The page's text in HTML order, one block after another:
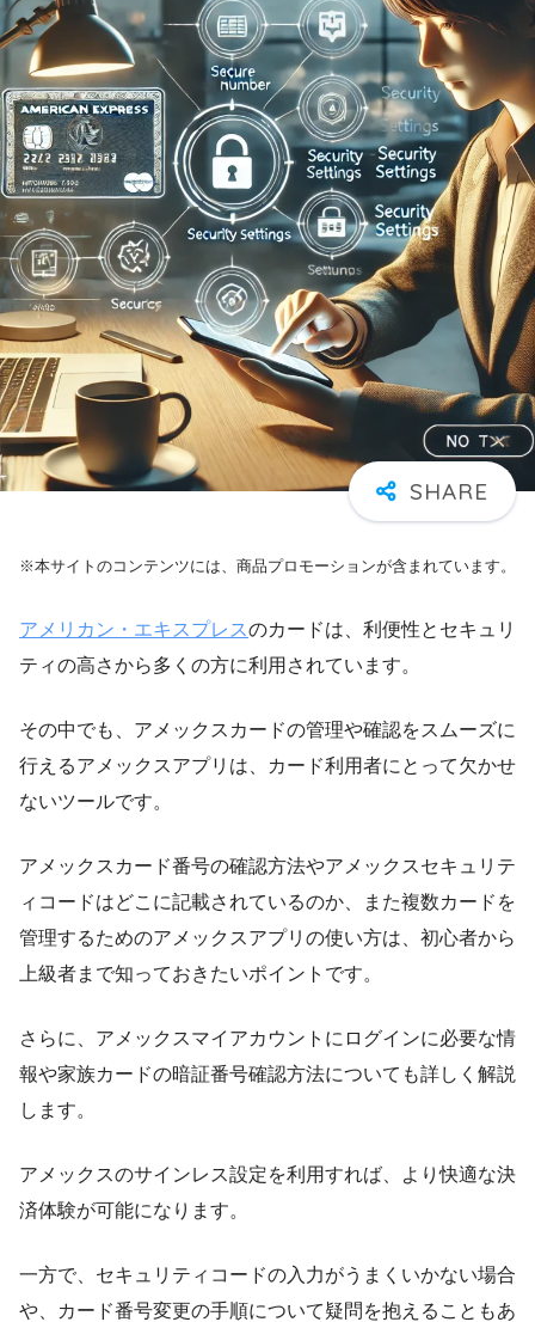
※本サイトのコンテンツには、商品プロモーションが含まれています。
アメリカン・エキスプレスのカードは、利便性とセキュリ
ティの高さから多くの方に利用されています。
その中でも、アメックスカードの管理や確認をスムーズに
行えるアメックスアプリは、カード利用者にとって欠かせ
ないツールです。
アメックスカード番号の確認方法やアメックスセキュリテ
ィコードはどこに記載されているのか、また複数カードを
管理するためのアメックスアプリの使い方は、初心者から
上級者まで知っておきたいポイントです。
さらに、アメックスマイアカウントにログインに必要な情
報や家族カードの暗証番号確認方法についても詳しく解説
します。
アメックスのサインレス設定を利用すれば、より快適な決
済体験が可能になります。
一方で、セキュリティコードの入力がうまくいかない場合
や、カード番号変更の手順について疑問を抱えることもあ